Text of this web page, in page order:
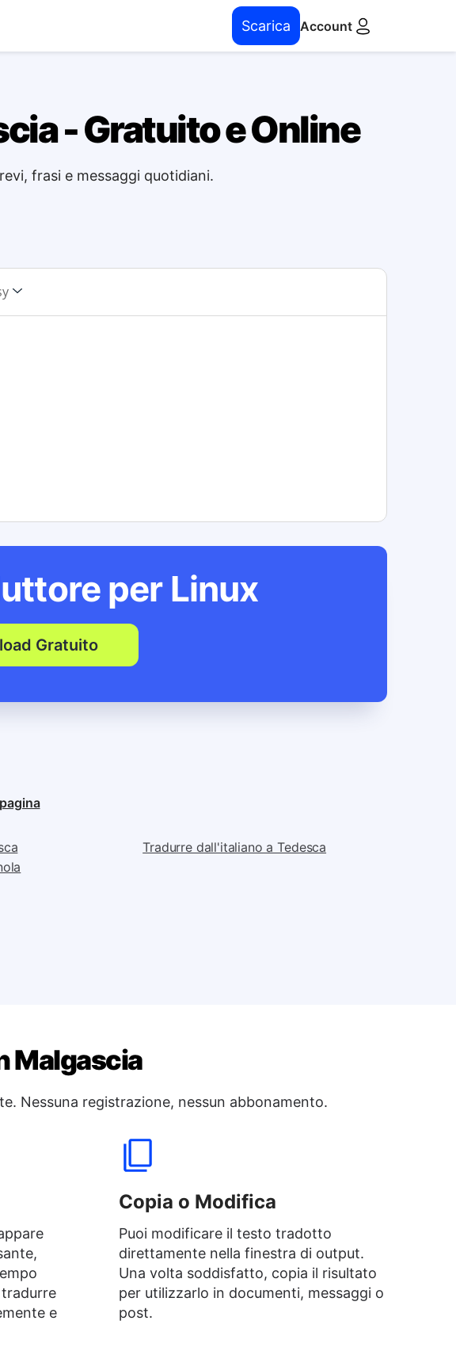
Scarica Account
- Gratuito e Online
frasi e messaggi quotidiani.
per Linux
Gratuito
Tradurre dall'italiano a Tedesca
Malgascia
Nessuna registrazione, nessun abbonamento.
e
Copia o Modifica
Puoi modificare il testo tradotto
direttamente nella finestra di output.
Una volta soddisfatto, copia il risultato
per utilizzarlo in documenti, messaggi o
post.